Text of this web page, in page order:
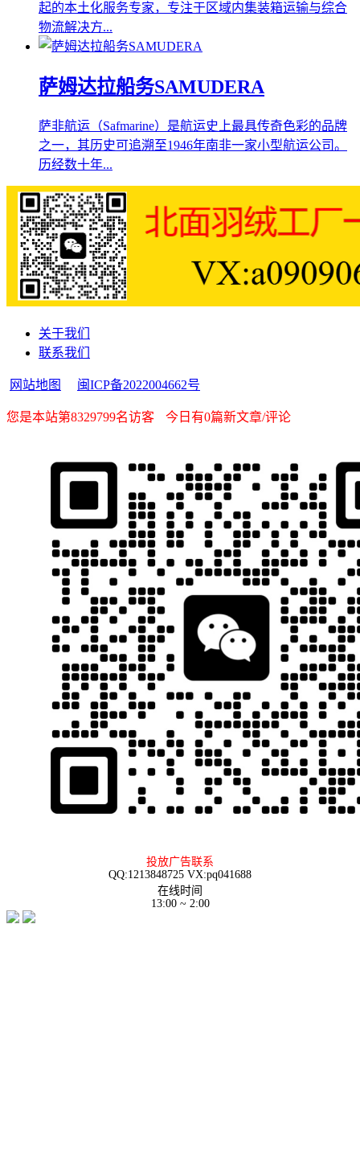
起的本土化服务专家，专注于区域内集装箱运输与综合
物流解决方...
萨姆达拉船务SAMUDERA
萨非航运（Safmarine）是航运史上最具传奇色彩的品牌
之一，其历史可追溯至1946年南非一家小型航运公司。
历经数十年...
关于我们
联系我们
网站地图 闽ICP备2022004662号
您是本站第8329799名访客 今日有0篇新文章/评论
投放广告联系
QQ:1213848725 VX:pq041688
在线时间
13:00 ~ 2:00